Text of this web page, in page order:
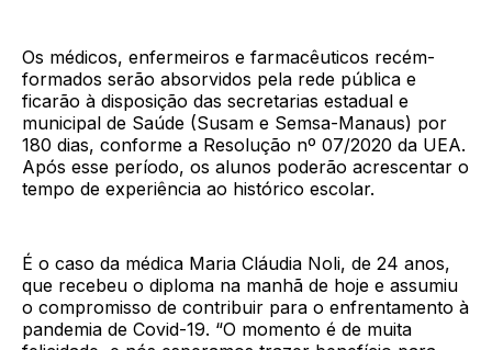
Os médicos, enfermeiros e farmacêuticos recém-
formados serão absorvidos pela rede pública e
ficarão à disposição das secretarias estadual e
municipal de Saúde (Susam e Semsa-Manaus) por
180 dias, conforme a Resolução nº 07/2020 da UEA.
Após esse período, os alunos poderão acrescentar o
tempo de experiência ao histórico escolar.
É o caso da médica Maria Cláudia Noli, de 24 anos,
que recebeu o diploma na manhã de hoje e assumiu
o compromisso de contribuir para o enfrentamento à
pandemia de Covid-19. “O momento é de muita